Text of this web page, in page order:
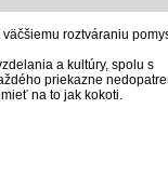
roztváraniu
a kultúry, spolu s
priekazne
na to jak kokoti.